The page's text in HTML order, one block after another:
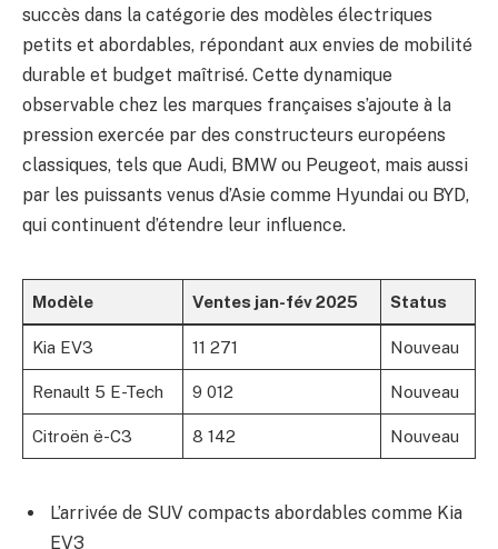
succès dans la catégorie des modèles électriques
petits et abordables, répondant aux envies de mobilité
durable et budget maîtrisé. Cette dynamique
observable chez les marques françaises s’ajoute à la
pression exercée par des constructeurs européens
classiques, tels que Audi, BMW ou Peugeot, mais aussi
par les puissants venus d’Asie comme Hyundai ou BYD,
qui continuent d’étendre leur influence.
Modèle Ventes jan-fév 2025 Status
Kia EV3 11 271 Nouveau
Renault 5 E-Tech 9 012 Nouveau
Citroën ë-C3 8 142 Nouveau
L’arrivée de SUV compacts abordables comme Kia
EV3